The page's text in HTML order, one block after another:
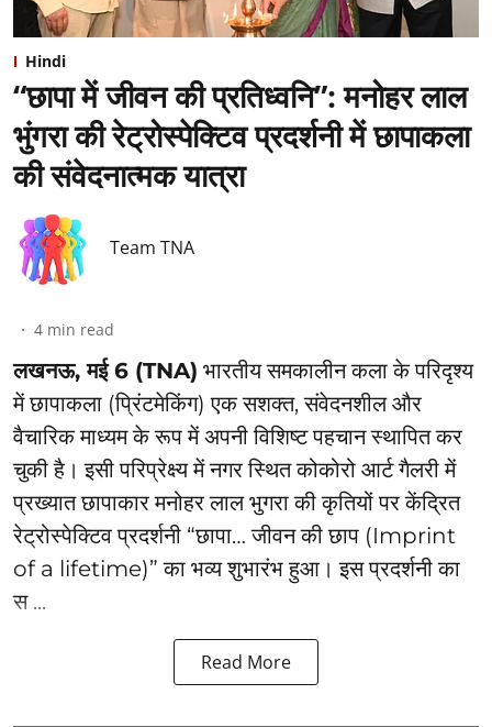
Hindi
“छापा में जीवन की प्रतिध्वनि”: ⁠मनोहर लाल
भुंगरा की रेट्रोस्पेक्टिव प्रदर्शनी में छापाकला
की संवेदनात्मक यात्रा
Team TNA
4 min read
लखनऊ, मई 6 (TNA) भारतीय समकालीन कला के परिदृश्य
में छापाकला (प्रिंटमेकिंग) एक सशक्त, संवेदनशील और
वैचारिक माध्यम के रूप में अपनी विशिष्ट पहचान स्थापित कर
चुकी है। इसी परिप्रेक्ष्य में नगर स्थित कोकोरो आर्ट गैलरी में
प्रख्यात छापाकार मनोहर लाल भुगरा की कृतियों पर केंद्रित
रेट्रोस्पेक्टिव प्रदर्शनी “छापा… जीवन की छाप (Imprint
of a lifetime)” का भव्य शुभारंभ हुआ। इस प्रदर्शनी का
स ...
Read More